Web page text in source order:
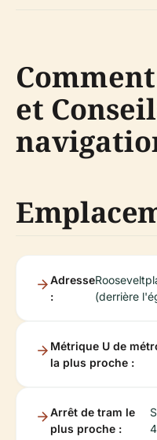
et
Adresse
:
(derrière
Métrique U de
la plus proche :
Arrêt de tram le
plus proche :